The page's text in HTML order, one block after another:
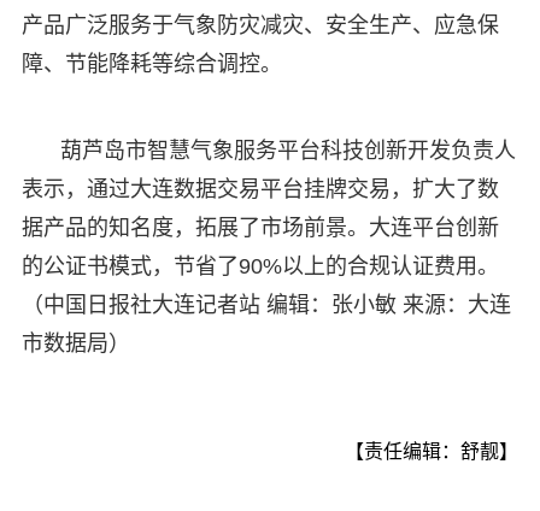
产品广泛服务于气象防灾减灾、安全生产、应急保
障、节能降耗等综合调控。
葫芦岛市智慧气象服务平台科技创新开发负责人
表示，通过大连数据交易平台挂牌交易，扩大了数
据产品的知名度，拓展了市场前景。大连平台创新
的公证书模式，节省了90%以上的合规认证费用。
（中国日报社大连记者站 编辑：张小敏 来源：大连
市数据局）
【责任编辑：舒靓】